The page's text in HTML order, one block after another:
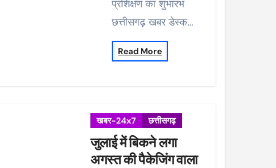
प्रशिक्षण का शुभारंभ
छत्तीसगढ़ खबर डेस्क…
Read More
खबर-24x7 छत्तीसगढ़
जुलाई में बिकने लगा
अगस्त की पैकेजिंग वाला